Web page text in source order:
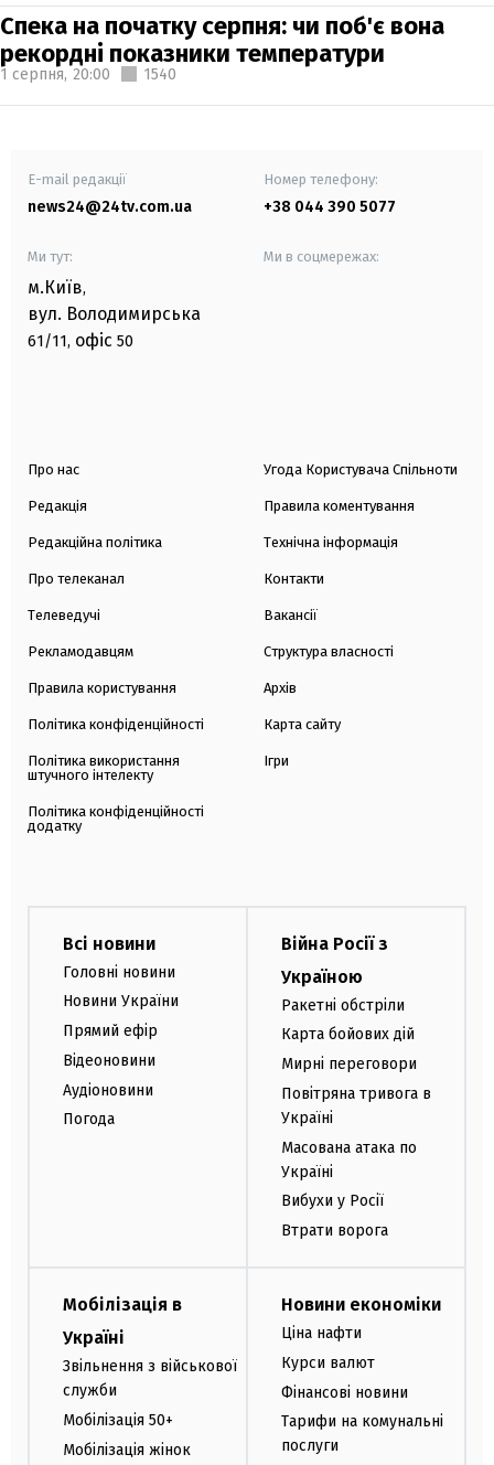
Спека на початку серпня: чи поб'є вона
рекордні показники температури
1 серпня, 20:00 1540
E-mail редакції
news24@24tv.com.ua
Номер телефону:
+38 044 390 5077
Ми тут:
м.Київ,
вул. Володимирська
61/11, офіс 50
Ми в соцмережах:
Про нас
Редакція
Редакційна політика
Про телеканал
Телеведучі
Рекламодавцям
Правила користування
Політика конфіденційності
Політика використання
штучного інтелекту
Політика конфіденційності
додатку
Угода Користувача Спільноти
Правила коментування
Технічна інформація
Контакти
Вакансії
Структура власності
Архів
Карта сайту
Ігри
Всі новини
Головні новини
Новини України
Прямий ефір
Відеоновини
Аудіоновини
Погода
Війна Росії з
Україною
Ракетні обстріли
Карта бойових дій
Мирні переговори
Повітряна тривога в
Україні
Масована атака по
Україні
Вибухи у Росії
Втрати ворога
Мобілізація в
Україні
Звільнення з військової
служби
Мобілізація 50+
Мобілізація жінок
Новини економіки
Ціна нафти
Курси валют
Фінансові новини
Тарифи на комунальні
послуги